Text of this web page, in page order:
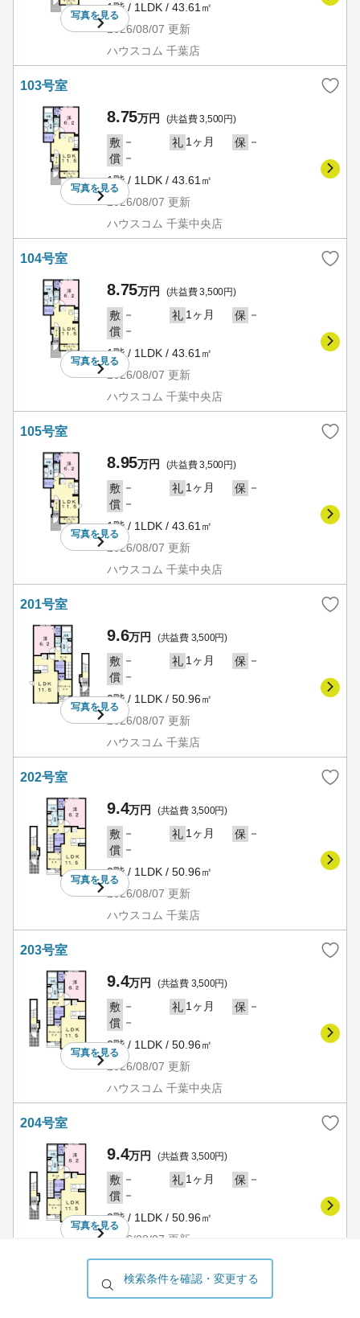
写真を見る
1階 / 1LDK / 43.61㎡
2026/08/07 更新
ハウスコム 千葉店
103号室
写真を見る
8.75万円 (共益費 3,500円)
敷 － 礼 1ヶ月 保 －
償 －
1階 / 1LDK / 43.61㎡
2026/08/07 更新
ハウスコム 千葉中央店
104号室
写真を見る
8.75万円 (共益費 3,500円)
敷 － 礼 1ヶ月 保 －
償 －
1階 / 1LDK / 43.61㎡
2026/08/07 更新
ハウスコム 千葉中央店
105号室
写真を見る
8.95万円 (共益費 3,500円)
敷 － 礼 1ヶ月 保 －
償 －
1階 / 1LDK / 43.61㎡
2026/08/07 更新
ハウスコム 千葉中央店
201号室
写真を見る
9.6万円 (共益費 3,500円)
敷 － 礼 1ヶ月 保 －
償 －
2階 / 1LDK / 50.96㎡
2026/08/07 更新
ハウスコム 千葉店
202号室
写真を見る
9.4万円 (共益費 3,500円)
敷 － 礼 1ヶ月 保 －
償 －
2階 / 1LDK / 50.96㎡
2026/08/07 更新
ハウスコム 千葉店
203号室
写真を見る
9.4万円 (共益費 3,500円)
敷 － 礼 1ヶ月 保 －
償 －
2階 / 1LDK / 50.96㎡
2026/08/07 更新
ハウスコム 千葉中央店
204号室
写真を見る
9.4万円 (共益費 3,500円)
敷 － 礼 1ヶ月 保 －
償 －
2階 / 1LDK / 50.96㎡
2026/08/07 更新
ハウスコム 千葉中央店
検索条件を確認・変更する